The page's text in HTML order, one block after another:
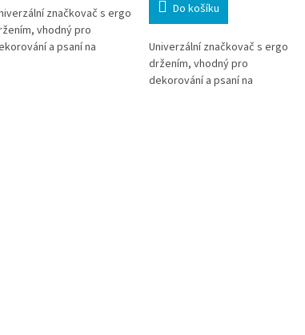
značkovač s ergo
vhodný pro
a psaní na
Do košíku
Univerzální značkovač s ergo
držením, vhodný pro
dekorování a psaní na